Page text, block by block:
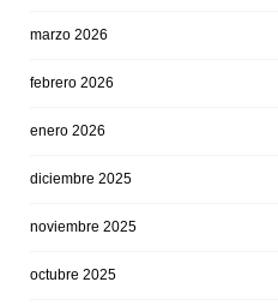
marzo 2026
febrero 2026
enero 2026
diciembre 2025
noviembre 2025
octubre 2025